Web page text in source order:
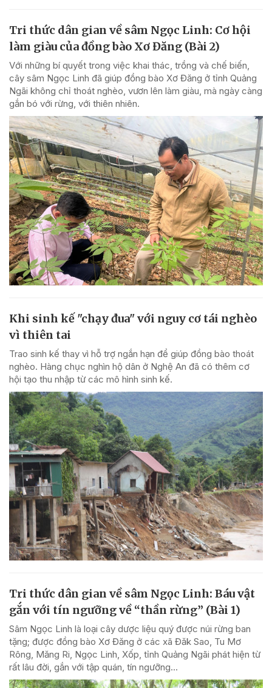
Tri thức dân gian về sâm Ngọc Linh: Cơ hội
làm giàu của đồng bào Xơ Đăng (Bài 2)
Với những bí quyết trong việc khai thác, trồng và chế biến,
cây sâm Ngọc Linh đã giúp đồng bào Xơ Đăng ở tỉnh Quảng
Ngãi không chỉ thoát nghèo, vươn lên làm giàu, mà ngày càng
gắn bó với rừng, với thiên nhiên.
Khi sinh kế "chạy đua" với nguy cơ tái nghèo
vì thiên tai
Trao sinh kế thay vì hỗ trợ ngắn hạn để giúp đồng bào thoát
nghèo. Hàng chục nghìn hộ dân ở Nghệ An đã có thêm cơ
hội tạo thu nhập từ các mô hình sinh kế.
Tri thức dân gian về sâm Ngọc Linh: Báu vật
gắn với tín ngưỡng về “thần rừng” (Bài 1)
Sâm Ngọc Linh là loại cây dược liệu quý được núi rừng ban
tặng; được đồng bào Xơ Đăng ở các xã Đăk Sao, Tu Mơ
Rông, Măng Ri, Ngọc Linh, Xốp, tỉnh Quảng Ngãi phát hiện từ
rất lâu đời, gắn với tập quán, tín ngưỡng...